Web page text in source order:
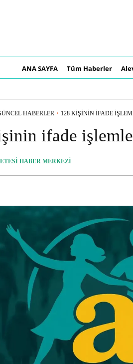
ANA SAYFA Tüm Haberler
HABERLER 128 KIŞININ IFADE
ifade
HABER MERKEZI